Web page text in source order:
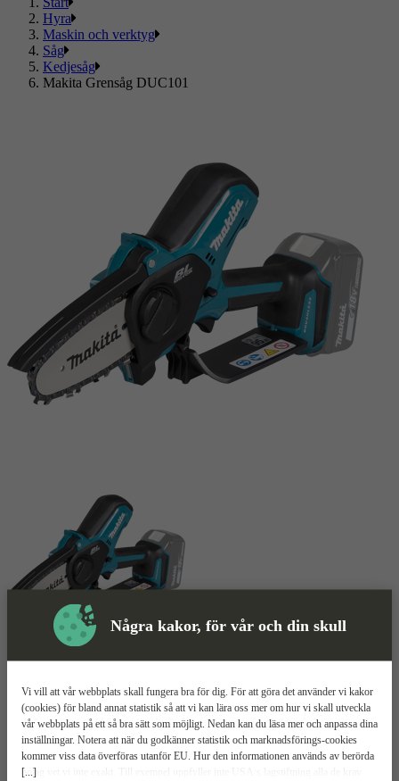
Några kakor, för vår och din skull
[...]
Vi vill att vår webbplats skall fungera bra för dig. För att göra det använder vi kakor
(cookies) för bland annat statistik så att vi kan lära oss mer om hur vi skall utveckla
vår webbplats på ett så bra sätt som möjligt. Nedan kan du läsa mer och anpassa dina
inställningar. Notera att när du godkänner statistik och marknadsförings-cookies
kommer viss data överföras utanför EU. Hur den informationen används av berörda
bolag vet vi inte exakt. Till exempel uppfyller inte USA:s lagstiftning alla de krav
Hyra
Maskin och verktyg
Såg
Kedjesåg
Makita Grensåg DUC101
Grensåg Mer information
Makita DUC101